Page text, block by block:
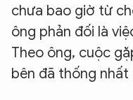
chưa bao giờ từ
ông phản đối là
Theo ông, cuộc
bên đã thống